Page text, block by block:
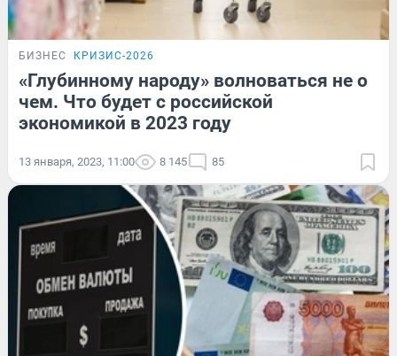
БИЗНЕС КРИЗИС-2026
«Глубинному народу» волноваться не о
чем. Что будет с российской
экономикой в 2023 году
13 января, 2023, 11:00 8 145 85